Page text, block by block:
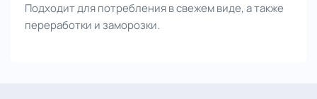
Подходит для потребления в свежем виде, а также
переработки и заморозки.